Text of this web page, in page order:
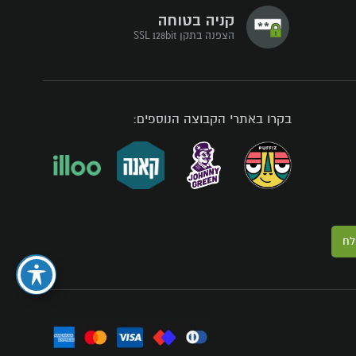
קניה בטוחה
הצפנה בתקן SSL 128bit
בקרו באתרי הקבוצה הנוספים: